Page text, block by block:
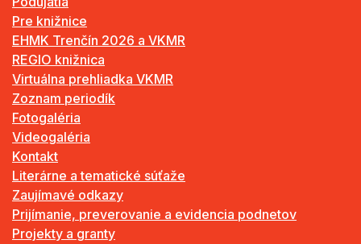
Pre knižnice
EHMK Trenčín 2026 a VKMR
REGIO knižnica
Virtuálna prehliadka VKMR
Zoznam periodík
Fotogaléria
Videogaléria
Kontakt
Literárne a tematické súťaže
Zaujímavé odkazy
Prijímanie, preverovanie a evidencia podnetov
Projekty a granty